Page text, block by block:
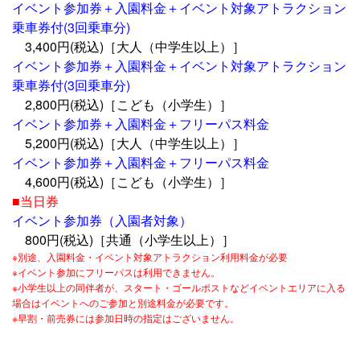
イベント参加券＋入園料金＋イベント対象アトラクション
乗車券付(3回乗車分)
3,400円(税込)［大人（中学生以上）］
イベント参加券＋入園料金＋イベント対象アトラクション
乗車券付(3回乗車分)
2,800円(税込)［こども（小学生）］
イベント参加券＋入園料金＋フリーパス料金
5,200円(税込)［大人（中学生以上）］
イベント参加券＋入園料金＋フリーパス料金
4,600円(税込)［こども（小学生）］
■当日券
イベント参加券（入園者対象）
800円(税込)［共通（小学生以上）］
※別途、入園料金・イベント対象アトラクション利用料金が必要
※イベント参加にフリーパスは利用できません。
※小学生以上の同伴者が、スタート・ゴールポストなどイベントエリアに入る
場合はイベントへのご参加と別途料金が必要です。
※早割・前売券には参加日時の指定はございません。